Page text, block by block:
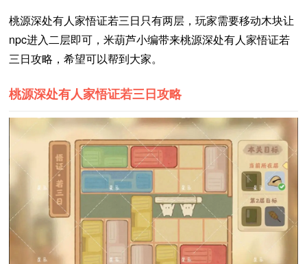
桃源深处有人家悟证若三日只有两层，玩家需要移动木块让
npc进入二层即可，米葫芦小编带来桃源深处有人家悟证若
三日攻略，希望可以帮到大家。
桃源深处有人家悟证若三日攻略